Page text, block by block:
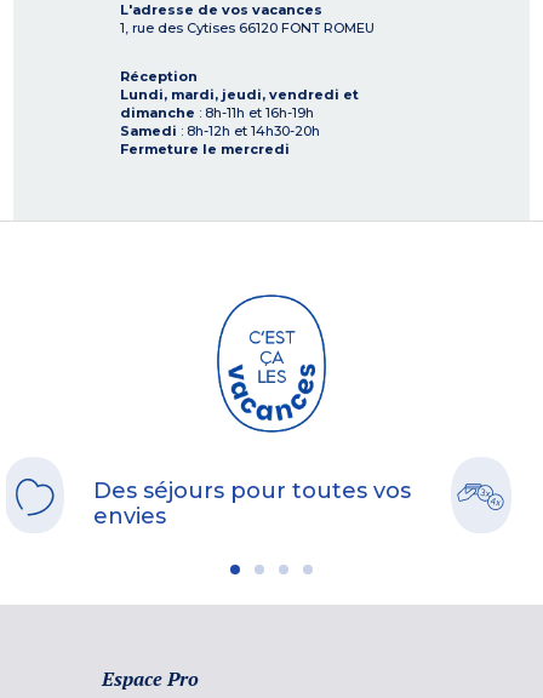
L'adresse de vos vacances
1, rue des Cytises 66120 FONT ROMEU
Réception
Lundi, mardi, jeudi, vendredi et
dimanche : 8h-11h et 16h-19h
Samedi : 8h-12h et 14h30-20h
Fermeture le mercredi
Des séjours pour toutes vos
envies
Espace Pro